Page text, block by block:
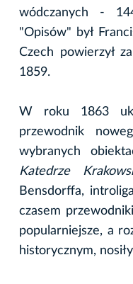
wódczanych -
"Opisów" był
Czech powierzył
1859.
W roku 1863
przewodnik
wybranych
Katedrze
Bensdorffa,
czasem
popularniejsze, a
historycznym,